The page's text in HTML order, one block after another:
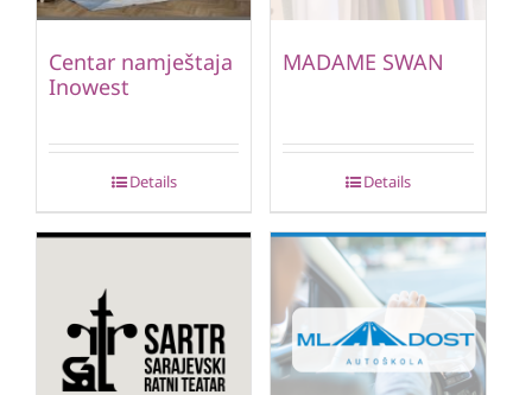
Centar namještaja
Inowest
Details
MADAME SWAN
Details